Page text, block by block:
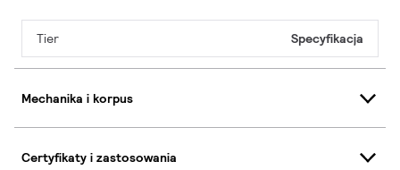
Tier Specyfikacja
Mechanika i korpus
Certyfikaty i zastosowania